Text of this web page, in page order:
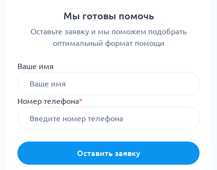
Мы готовы помочь
Оставьте заявку и мы поможем подобрать
оптимальный формат помощи
Ваше имя
Номер телефона*
Оставить заявку